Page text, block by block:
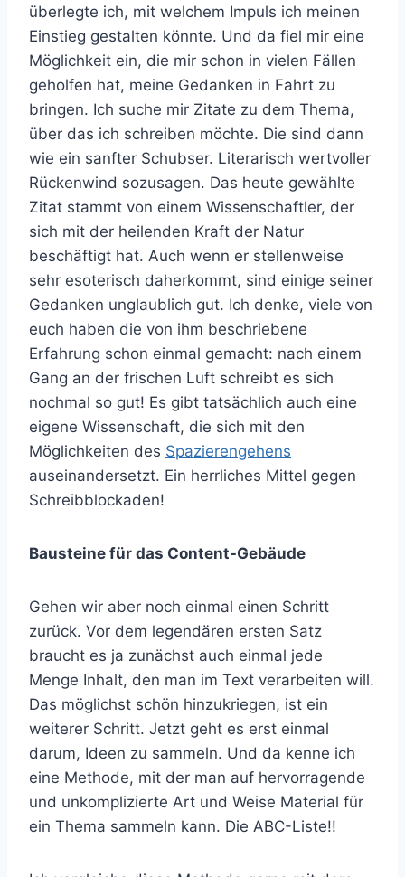
überlegte ich, mit welchem Impuls ich meinen
Einstieg gestalten könnte. Und da fiel mir eine
Möglichkeit ein, die mir schon in vielen Fällen
geholfen hat, meine Gedanken in Fahrt zu
bringen. Ich suche mir Zitate zu dem Thema,
über das ich schreiben möchte. Die sind dann
wie ein sanfter Schubser. Literarisch wertvoller
Rückenwind sozusagen. Das heute gewählte
Zitat stammt von einem Wissenschaftler, der
sich mit der heilenden Kraft der Natur
beschäftigt hat. Auch wenn er stellenweise
sehr esoterisch daherkommt, sind einige seiner
Gedanken unglaublich gut. Ich denke, viele von
euch haben die von ihm beschriebene
Erfahrung schon einmal gemacht: nach einem
Gang an der frischen Luft schreibt es sich
nochmal so gut! Es gibt tatsächlich auch eine
eigene Wissenschaft, die sich mit den
Möglichkeiten des Spazierengehens
auseinandersetzt. Ein herrliches Mittel gegen
Schreibblockaden!
Bausteine für das Content-Gebäude
Gehen wir aber noch einmal einen Schritt
zurück. Vor dem legendären ersten Satz
braucht es ja zunächst auch einmal jede
Menge Inhalt, den man im Text verarbeiten will.
Das möglichst schön hinzukriegen, ist ein
weiterer Schritt. Jetzt geht es erst einmal
darum, Ideen zu sammeln. Und da kenne ich
eine Methode, mit der man auf hervorragende
und unkomplizierte Art und Weise Material für
ein Thema sammeln kann. Die ABC-Liste!!